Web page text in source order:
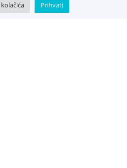
- 2022 - Sva prava zadržana.
Prihvati